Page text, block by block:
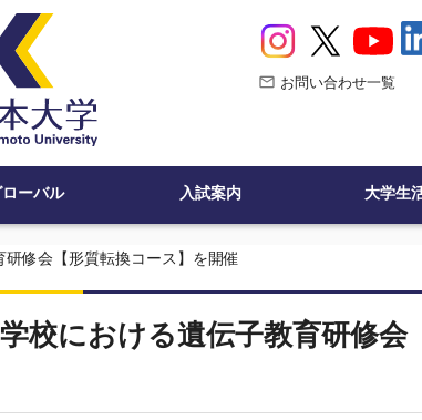
mail_outline お問い合わせ一覧
ローバル 入試案内 大学生
修会【形質転換コース】を開催
校における遺伝子教育研修会